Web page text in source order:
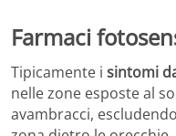
Farmaci
Tipicamente i sintomi
nelle zone esposte al
avambracci,